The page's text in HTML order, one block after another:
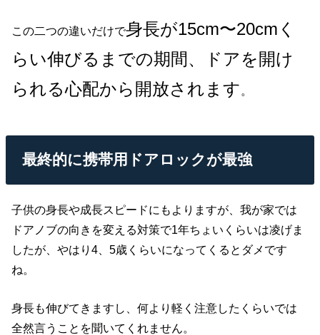
この二つの違いだけで身長が15cm〜20cmく
らい伸びるまでの期間、ドアを開け
られる心配から開放されます 。
最終的に携帯用ドアロックが最強
子供の身長や成長スピードにもよりますが、我が家では
ドアノブの向きを変える対策で1年ちょいくらいは凌げま
したが、やはり4、5歳くらいになってくるとダメです
ね。
身長も伸びてきますし、何より軽く注意したくらいでは
全然言うことを聞いてくれません。